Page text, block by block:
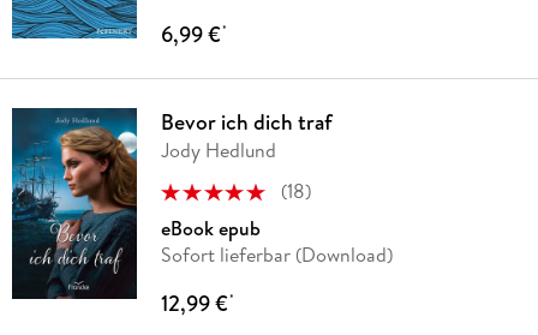
6,99 €*
Bevor ich dich traf
Jody Hedlund
(18)
eBook epub
Sofort lieferbar (Download)
12,99 €*